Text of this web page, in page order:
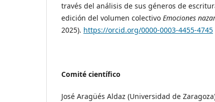
través del análisis de sus géneros de
edición del volumen colectivo Emociones
2025). https://orcid.org/0000-0003-4455-4745
Comité científico
José Aragüés Aldaz (Universidad de